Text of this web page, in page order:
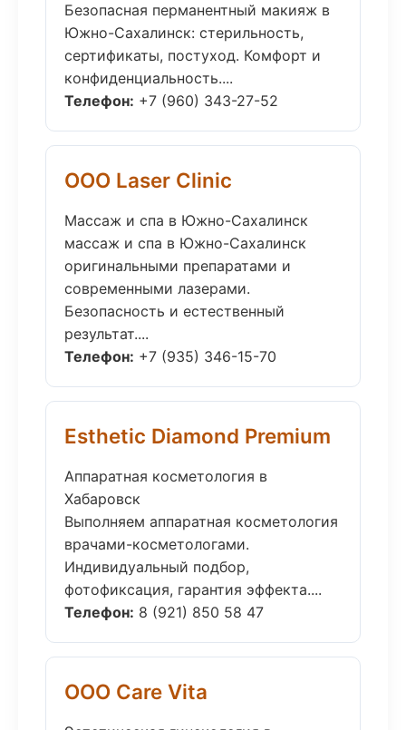
Безопасная перманентный макияж в
Южно-Сахалинск: стерильность,
сертификаты, постуход. Комфорт и
конфиденциальность....
Телефон: +7 (960) 343-27-52
ООО Laser Clinic
Массаж и спа в Южно-Сахалинск
массаж и спа в Южно-Сахалинск
оригинальными препаратами и
современными лазерами.
Безопасность и естественный
результат....
Телефон: +7 (935) 346-15-70
Esthetic Diamond Premium
Аппаратная косметология в
Хабаровск
Выполняем аппаратная косметология
врачами-косметологами.
Индивидуальный подбор,
фотофиксация, гарантия эффекта....
Телефон: 8 (921) 850 58 47
ООО Care Vita